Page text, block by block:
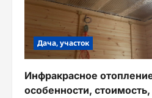
Дача, участок
Инфракрасное
особенности, стоимость,